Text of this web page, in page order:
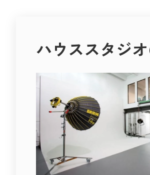
用途の垣根はますます曖昧になり、
一つの空間がさまざまなジャンルの創作
空間の持つ力をどう活かすか。
それがこれからの撮影における最も重要
撮影空間は、技術だけでなく、
感情や物語を伝える“もうひとりの演出
これからのクリエイティブを支えていく
すべての“撮る人”へ。
感性が響き合う空間を未来へ。
撮影の舞台となる空間は、
その人の想いと創造を支える大切な存在
光が差し込む部屋、静かなアトリエ、
街の片隅にあるカフェ、自然に囲まれた
どんな場所にも、表現の可能性があります
“空間を使って感情を描く”作品づくりに最
撮る人の感性を静かに刺激してくれる場
アトリエ・構築的撮影におすすめ
設計思想を感じるアトリエスタジオは
光をデザインし、構図を構築するクリエ
開放感と構築美を併せ持つ「TESSEN」
天井高のあるホワイトベースのアトリエ
自然光と人工照明のバランスが絶妙で
ファッションムービー、ブランドプロモ
“空間を設計して撮る”という楽しみを感
クリーンながら奥行きがあり、どんな
光をデザインする時間を楽しみたい――
そんなプロフェッショナルにおすすめの
世田谷には、光・緑・デザインを生かし
撮影テーマに合わせて最適な空間を選ぶ
あなたの作品に深みと魅力が生まれます
Recosta Studioで理想のスタジオを見つけ
次の撮影をもっと自由に、もっと美しく
ハウススタジ